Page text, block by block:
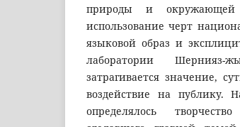
природы и окружающей
использование черт
языковой образ и
лаборатории
затрагивается значение,
воздействие на публику.
определялось